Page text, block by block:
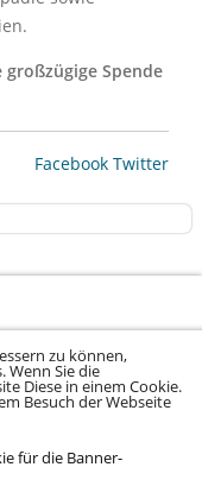
Spende
Facebook Twitter
zu können,
Wenn Sie die
Diese in einem Cookie.
Besuch der Webseite
für die Banner-